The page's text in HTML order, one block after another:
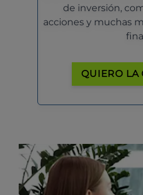
de inversión,
acciones y muchas
QUIERO LA